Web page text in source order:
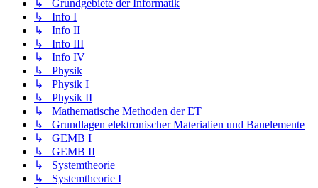
↳ Grundgebiete der Informatik
↳ Info I
↳ Info II
↳ Info III
↳ Info IV
↳ Physik
↳ Physik I
↳ Physik II
↳ Mathematische Methoden der ET
↳ Grundlagen elektronischer Materialien und Bauelemente
↳ GEMB I
↳ GEMB II
↳ Systemtheorie
↳ Systemtheorie I